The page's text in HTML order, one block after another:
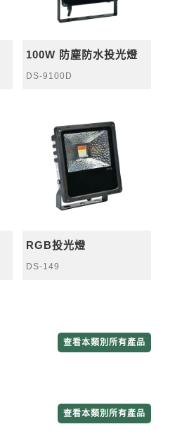
100W 防塵防水投光燈
DS-9100D
RGB投光燈
DS-149
查看本類別所有產品
查看本類別所有產品